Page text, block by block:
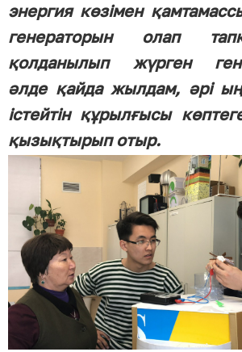
энергия көзімен
генераторын олап
қолданылып жүрген
әлде қайда жылдам, әрі
істейтін құрылғысы
қызықтырып отыр.